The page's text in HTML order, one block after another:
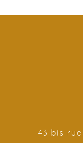
43 bis